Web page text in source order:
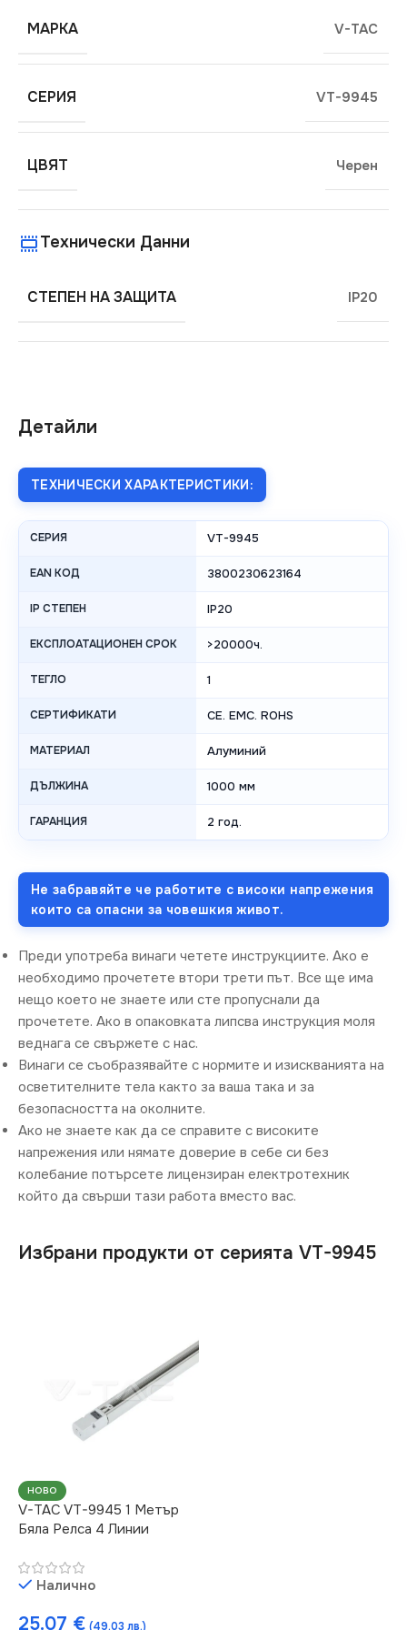
Детайли
ТЕХНИЧЕСКИ ХАРАКТЕРИСТИКИ:
СЕРИЯ VT-9945
EAN КОД 3800230623164
IP СТЕПЕН IP20
ЕКСПЛОАТАЦИОНЕН СРОК >20000ч.
ТЕГЛО 1
СЕРТИФИКАТИ CE. EMC. ROHS
МАТЕРИАЛ Алуминий
ДЪЛЖИНА 1000 мм
ГАРАНЦИЯ 2 год.
Не забравяйте че работите с високи напрежения
които са опасни за човешкия живот.
Преди употреба винаги четете инструкциите. Ако е
необходимо прочетете втори трети път. Все ще има
нещо което не знаете или сте пропуснали да
прочетете. Ако в опаковката липсва инструкция моля
веднага се свържете с нас.
Винаги се съобразявайте с нормите и изискванията на
осветителните тела както за ваша така и за
безопасността на околните.
Ако не знаете как да се справите с високите
напрежения или нямате доверие в себе си без
колебание потърсете лицензиран електротехник
който да свърши тази работа вместо вас.
Избрани продукти от серията VT-9945
НОВО
V-TAC VT-9945 1 Метър
Бяла Релса 4 Линии
Налично
25.07 € (49.03 лв.)
МАРКА V-TAC
СЕРИЯ VT-9945
ЦВЯТ Черен
Технически Данни
СТЕПЕН НА ЗАЩИТА IP20